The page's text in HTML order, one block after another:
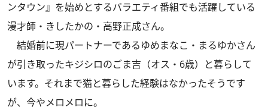
ンタウン』を始めとするバラエティ番組でも活躍している
漫才師・きしたかの・高野正成さん。
結婚前に現パートナーであるゆめまなこ・まるゆかさん
が引き取ったキジシロのごま吉（オス・6歳）と暮らして
います。それまで猫と暮らした経験はなかったそうです
が、今やメロメロに。